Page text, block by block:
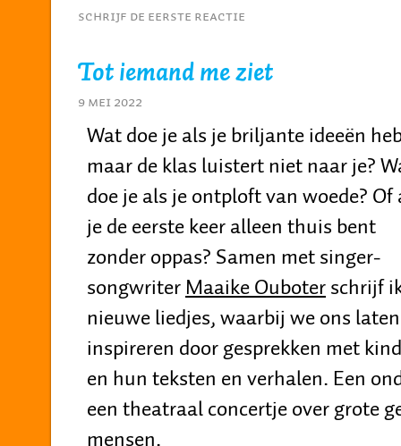
Schrijf de eerste reactie
Tot iemand me ziet
9 mei 2022
Wat doe je als je briljante ideeën
maar de klas luistert niet naar je?
doe je als je ontploft van woede? Of
je de eerste keer alleen thuis bent
zonder oppas? Samen met singer-
songwriterMaaike Ouboterschrijf
nieuwe liedjes, waarbij we ons laten
inspireren door gesprekken met
en hun teksten en verhalen. Een
een theatraal concertje over grote